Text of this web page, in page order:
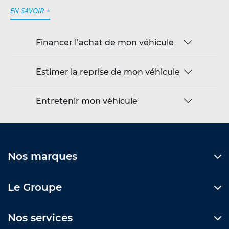
EN SAVOIR +
Financer l’achat de mon véhicule
Estimer la reprise de mon véhicule
Entretenir mon véhicule
Nos marques
Le Groupe
Nos services